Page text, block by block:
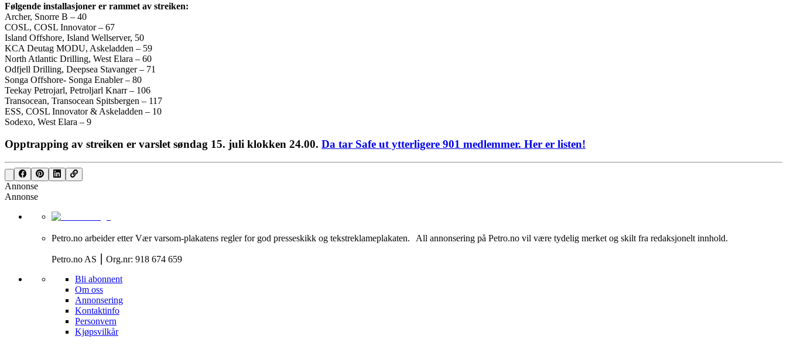
Følgende installasjoner er rammet av streiken:
Archer, Snorre B – 40
COSL, COSL Innovator – 67
Island Offshore, Island Wellserver, 50
KCA Deutag MODU, Askeladden – 59
North Atlantic Drilling, West Elara – 60
Odfjell Drilling, Deepsea Stavanger – 71
Songa Offshore- Songa Enabler – 80
Teekay Petrojarl, Petroljarl Knarr – 106
Transocean, Transocean Spitsbergen – 117
ESS, COSL Innovator & Askeladden – 10
Sodexo, West Elara – 9
Opptrapping av streiken er varslet søndag 15. juli klokken 24.00. Da tar Safe ut ytterligere 901 medlemmer. Her er listen!
Annonse
Annonse
Petro.no arbeider etter Vær varsom-plakatens regler for god presseskikk og tekstreklameplakaten. All annonsering på Petro.no vil være tydelig merket og skilt fra redaksjonelt innhold.
Petro.no AS ⎮ Org.nr: 918 674 659
Bli abonnent
Om oss
Annonsering
Kontaktinfo
Personvern
Kjøpsvilkår